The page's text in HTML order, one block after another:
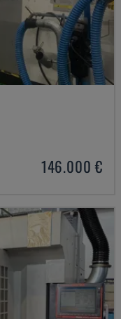
146.000 €